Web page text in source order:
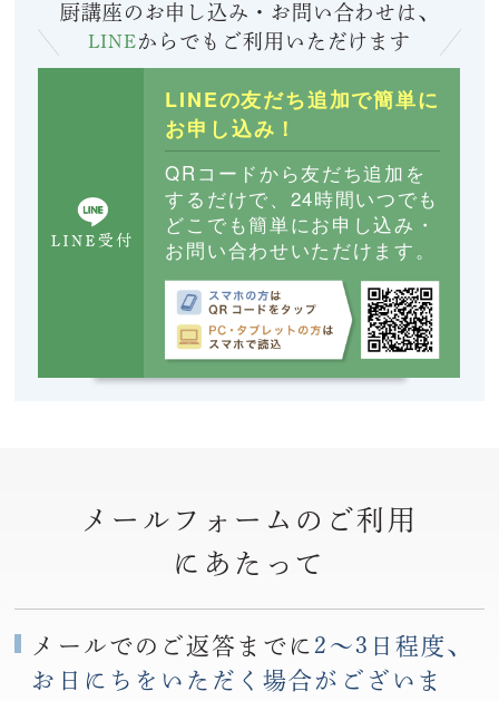
厨講座のお申し込み・お問い合わせは、
LINEからでも ご利用いただけます
LINEの友だち追加で簡単に
お申し込み！
QRコードから友だち追加を
するだけで、24時間いつでも
どこでも簡単にお申し込み・
お問い合わせいただけます。
メールフォームのご利用
にあたって
メールでのご返答までに 2〜3日程度、
お日にちをいただく場合がございま